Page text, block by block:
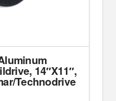
14″X11″,
Technodrive